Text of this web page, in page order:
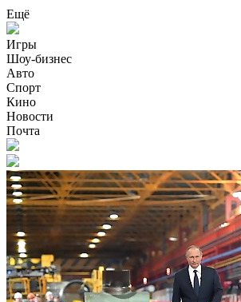
Ещё
Игры
Шоу-бизнес
Авто
Спорт
Кино
Новости
Почта